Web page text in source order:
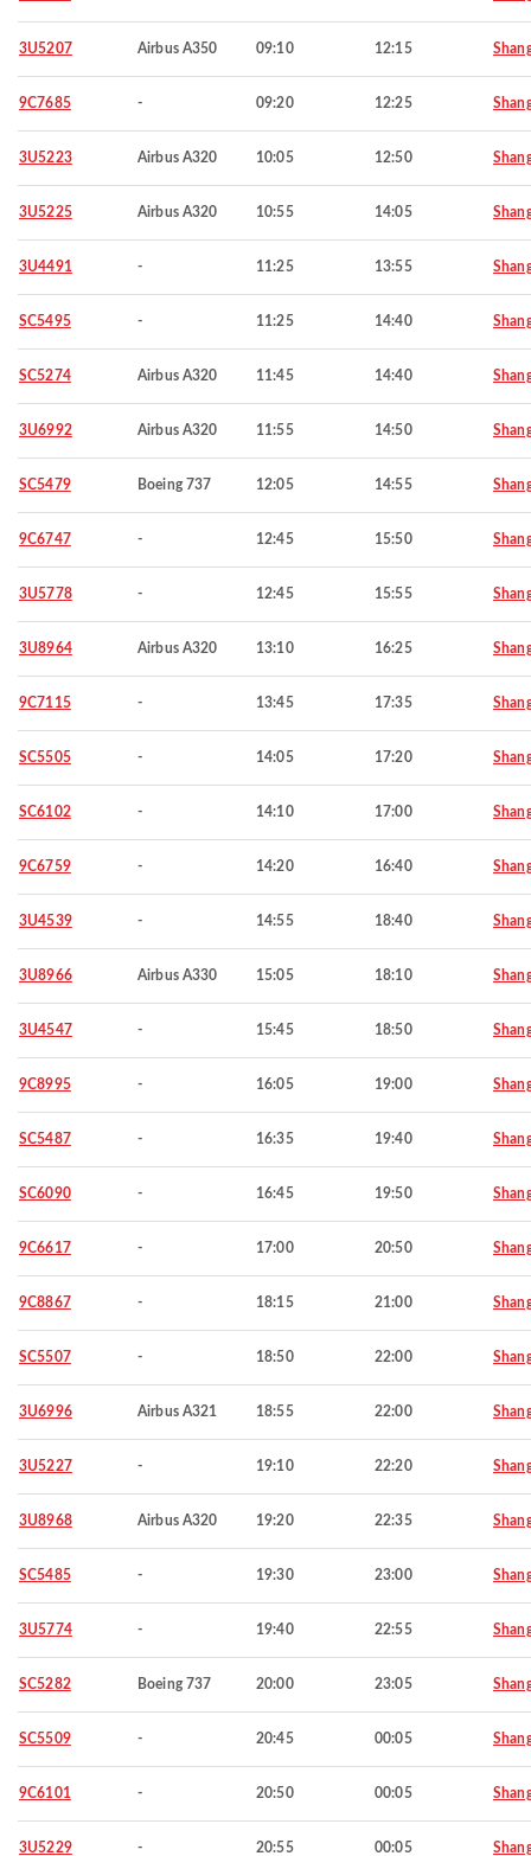
3U5207 Airbus A350 09:10 12:15
9C7685 - 09:20 12:25
3U5223 Airbus A320 10:05 12:50
3U5225 Airbus A320 10:55 14:05
3U4491 - 11:25 13:55
SC5495 - 11:25 14:40
SC5274 Airbus A320 11:45 14:40
3U6992 Airbus A320 11:55 14:50
SC5479 Boeing 737 12:05 14:55
9C6747 - 12:45 15:50
3U5778 - 12:45 15:55
3U8964 Airbus A320 13:10 16:25
9C7115 - 13:45 17:35
SC5505 - 14:05 17:20
SC6102 - 14:10 17:00
9C6759 - 14:20 16:40
3U4539 - 14:55 18:40
3U8966 Airbus A330 15:05 18:10
3U4547 - 15:45 18:50
9C8995 - 16:05 19:00
SC5487 - 16:35 19:40
SC6090 - 16:45 19:50
9C6617 - 17:00 20:50
9C8867 - 18:15 21:00
SC5507 - 18:50 22:00
3U6996 Airbus A321 18:55 22:00
3U5227 - 19:10 22:20
3U8968 Airbus A320 19:20 22:35
SC5485 - 19:30 23:00
3U5774 - 19:40 22:55
SC5282 Boeing 737 20:00 23:05
SC5509 - 20:45 00:05
9C6101 - 20:50 00:05
3U5229 - 20:55 00:05